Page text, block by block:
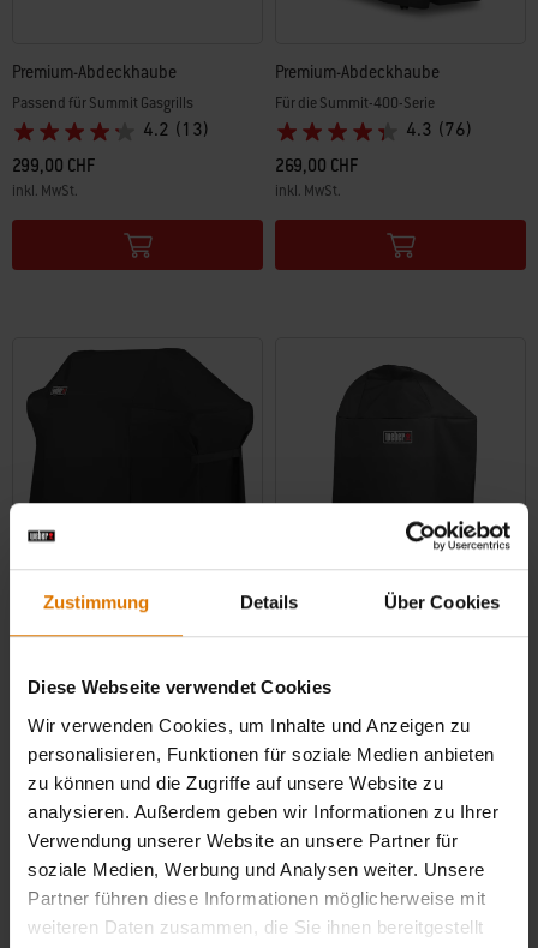
Zustimmung Details Über Cookies
Diese Webseite verwendet Cookies
Wir verwenden Cookies, um Inhalte und Anzeigen zu
personalisieren, Funktionen für soziale Medien anbieten
zu können und die Zugriffe auf unsere Website zu
analysieren. Außerdem geben wir Informationen zu Ihrer
Verwendung unserer Website an unsere Partner für
soziale Medien, Werbung und Analysen weiter. Unsere
Partner führen diese Informationen möglicherweise mit
weiteren Daten zusammen, die Sie ihnen bereitgestellt
Premium-Abdeckhaube
Passend für Summit Gasgrills
4.2 (13)
299,00 CHF
inkl. MwSt.
Color Options
Premium-Abdeckhaube
Für die Summit-400-Serie
4.3 (76)
269,00 CHF
inkl. MwSt.
Color Options
Premium-Abdeckhaube
4.0 (130)
299,00 CHF
inkl. MwSt.
Color Options
Premium-Abdeckhaube
149,00 CHF
inkl. MwSt.
Color Options